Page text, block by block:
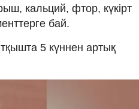
кальций, фтор, күкірт
бай.
5 күннен артық